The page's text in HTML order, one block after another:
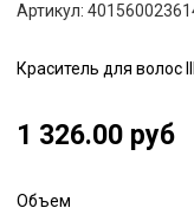
Артикул:
Краситель для волос
1 326.00 руб
Объем